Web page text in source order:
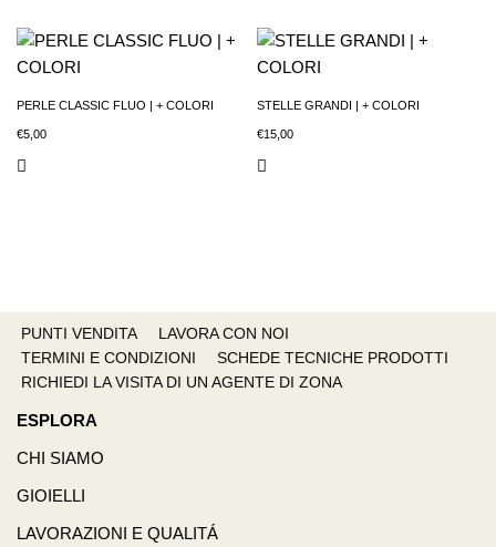
PERLE CLASSIC FLUO | + COLORI
€5,00
STELLE GRANDI | + COLORI
€15,00
PUNTI VENDITA
LAVORA CON NOI
TERMINI E CONDIZIONI
SCHEDE TECNICHE PRODOTTI
RICHIEDI LA VISITA DI UN AGENTE DI ZONA
ESPLORA
CHI SIAMO
GIOIELLI
LAVORAZIONI E QUALITÁ